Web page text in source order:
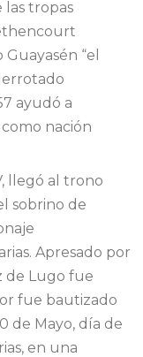
las tropas
“el
ayudó a
nación
llegó al trono
sobrino de
Apresado por
de Lugo fue
fue bautizado
de Mayo, día de
en una